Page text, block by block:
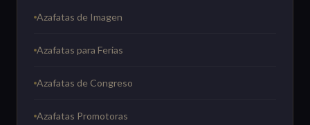
Azafatas de Imagen
Azafatas para Ferias
Azafatas de Congreso
Azafatas Promotoras